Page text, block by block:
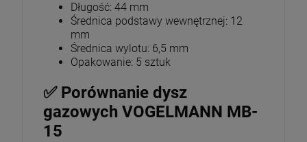
Długość: 44 mm
Średnica podstawy wewnętrznej: 12
mm
Średnica wylotu: 6,5 mm
Opakowanie: 5 sztuk
✅ Porównanie dysz
gazowych VOGELMANN MB-
15